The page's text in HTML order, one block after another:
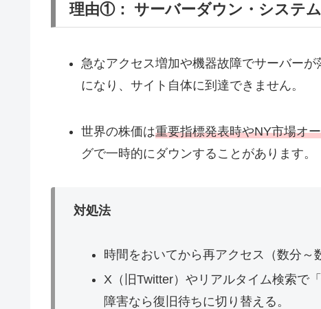
理由①： サーバーダウン・システ
急なアクセス増加や機器故障でサーバーが
になり、サイト自体に到達できません。
世界の株価は重要指標発表時やNY市場オ
グで一時的にダウンすることがあります。
対処法
時間をおいてから再アクセス（数分～
X（旧Twitter）やリアルタイム検索で
障害なら復旧待ちに切り替える。